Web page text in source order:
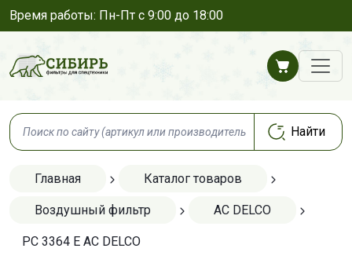
Время работы: Пн-Пт с 9:00 до 18:00
Главная Каталог товаров
Воздушный фильтр AC DELCO
PC 3364 E AC DELCO